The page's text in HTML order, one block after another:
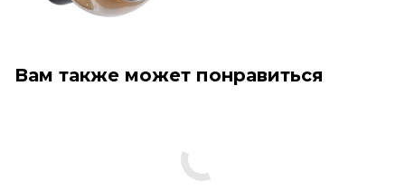
Вам также может понравиться